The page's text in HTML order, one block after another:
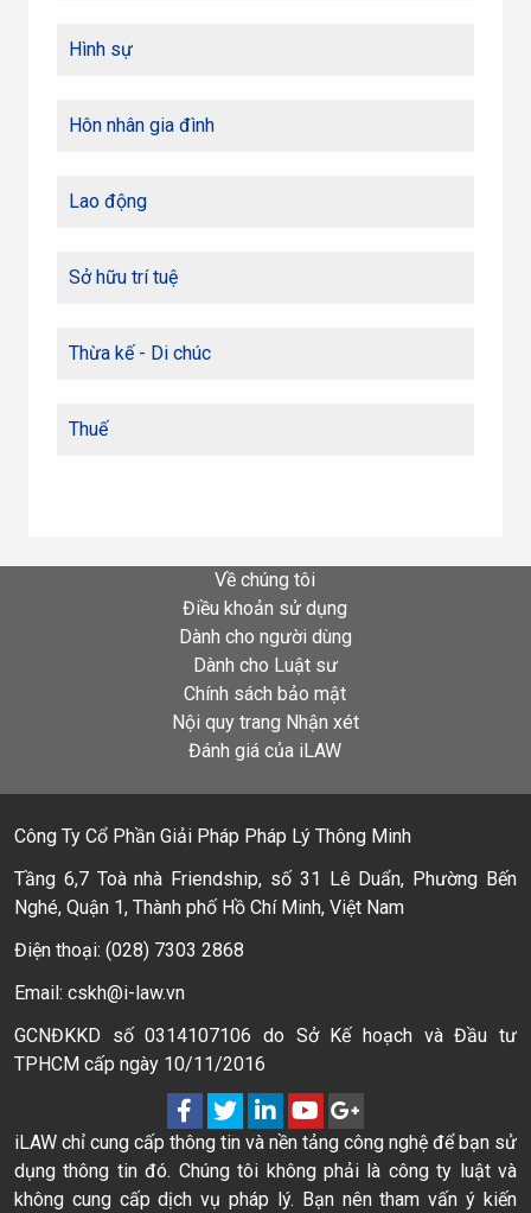
Hình sự
Hôn nhân gia đình
Lao động
Sở hữu trí tuệ
Thừa kế - Di chúc
Thuế
Về chúng tôi
Điều khoản sử dụng
Dành cho người dùng
Dành cho Luật sư
Chính sách bảo mật
Nội quy trang Nhận xét
Đánh giá của iLAW
Công Ty Cổ Phần Giải Pháp Pháp Lý Thông Minh
Tầng 6,7 Toà nhà Friendship, số 31 Lê Duẩn, Phường Bến
Nghé, Quận 1, Thành phố Hồ Chí Minh, Việt Nam
Điện thoại: (028) 7303 2868
Email: cskh@i-law.vn
GCNĐKKD số 0314107106 do Sở Kế hoạch và Đầu tư
TPHCM cấp ngày 10/11/2016
iLAW chỉ cung cấp thông tin và nền tảng công nghệ để bạn sử
dụng thông tin đó. Chúng tôi không phải là công ty luật và
không cung cấp dịch vụ pháp lý. Bạn nên tham vấn ý kiến